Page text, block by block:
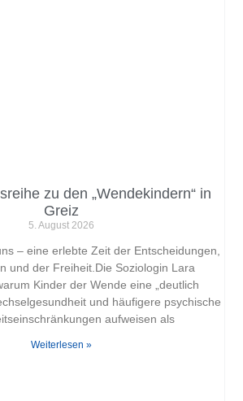
zu den „Wendekindern“ in
Greiz
5. August 2026
– eine erlebte Zeit der Entscheidungen,
und der Freiheit.Die Soziologin Lara
Kinder der Wende eine „deutlich
und häufigere psychische
aufweisen als
Weiterlesen »